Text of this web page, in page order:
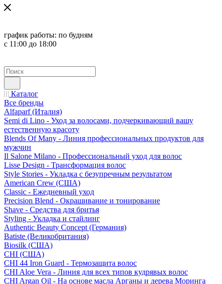
график работы: по будням
с 11:00 до 18:00
Каталог
Все бренды
Alfaparf (Италия)
Semi di Lino - Уход за волосами, подчеркивающий вашу
естественную красоту
Blends Of Many - Линия профессиональных продуктов для
мужчин
Il Salone Milano - Профессиональный уход для волос
Lisse Design - Трансформация волос
Style Stories - Укладка с безупречным результатом
American Crew (США)
Classic - Ежедневный уход
Precision Blend - Окрашивание и тонирование
Shave - Средства для бритья
Styling - Укладка и стайлинг
Authentic Beauty Concept (Германия)
Batiste (Великобритания)
Biosilk (США)
CHI (США)
CHI 44 Iron Guard - Термозащита волос
CHI Aloe Vera - Линия для всех типов кудрявых волос
CHI Argan Oil - На основе масла Арганы и дерева Моринга